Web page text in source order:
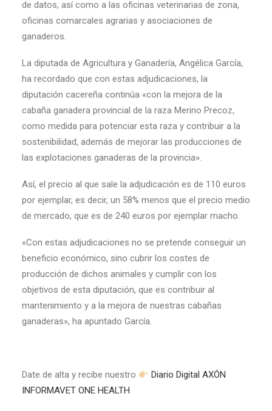
de datos, así como a las oficinas veterinarias de zona,
oficinas comarcales agrarias y asociaciones de
ganaderos.
La diputada de Agricultura y Ganadería, Angélica García,
ha recordado que con estas adjudicaciones, la
diputación cacereña continúa «con la mejora de la
cabaña ganadera provincial de la raza Merino Precoz,
como medida para potenciar esta raza y contribuir a la
sostenibilidad, además de mejorar las producciones de
las explotaciones ganaderas de la provincia».
Así, el precio al que sale la adjudicación es de 110 euros
por ejemplar, es decir, un 58% menos que el precio medio
de mercado, que es de 240 euros por ejemplar macho.
«Con estas adjudicaciones no se pretende conseguir un
beneficio económico, sino cubrir los costes de
producción de dichos animales y cumplir con los
objetivos de esta diputación, que es contribuir al
mantenimiento y a la mejora de nuestras cabañas
ganaderas», ha apuntado García.
Date de alta y recibe nuestro
Diario Digital AXÓN
INFORMAVET ONE HEALTH